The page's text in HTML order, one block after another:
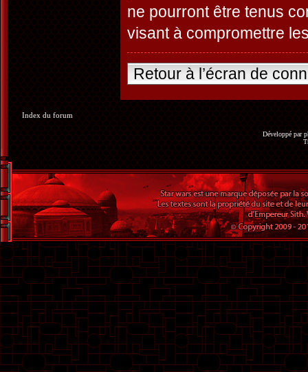
ne pourront être tenus
visant à compromettre
Retour à l’écran de
Index du forum
Développé par